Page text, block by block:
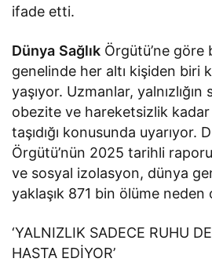
ifade etti.
Dünya Sağlık Örgütü’ne göre
genelinde her altı kişiden biri
yaşıyor. Uzmanlar, yalnızlığın
obezite ve hareketsizlik
taşıdığı konusunda uyarıyor.
Örgütü’nün 2025 tarihli
ve sosyal izolasyon, dünya
yaklaşık 871 bin ölüme neden
‘YALNIZLIK SADECE RUHU
HASTA EDİYOR’